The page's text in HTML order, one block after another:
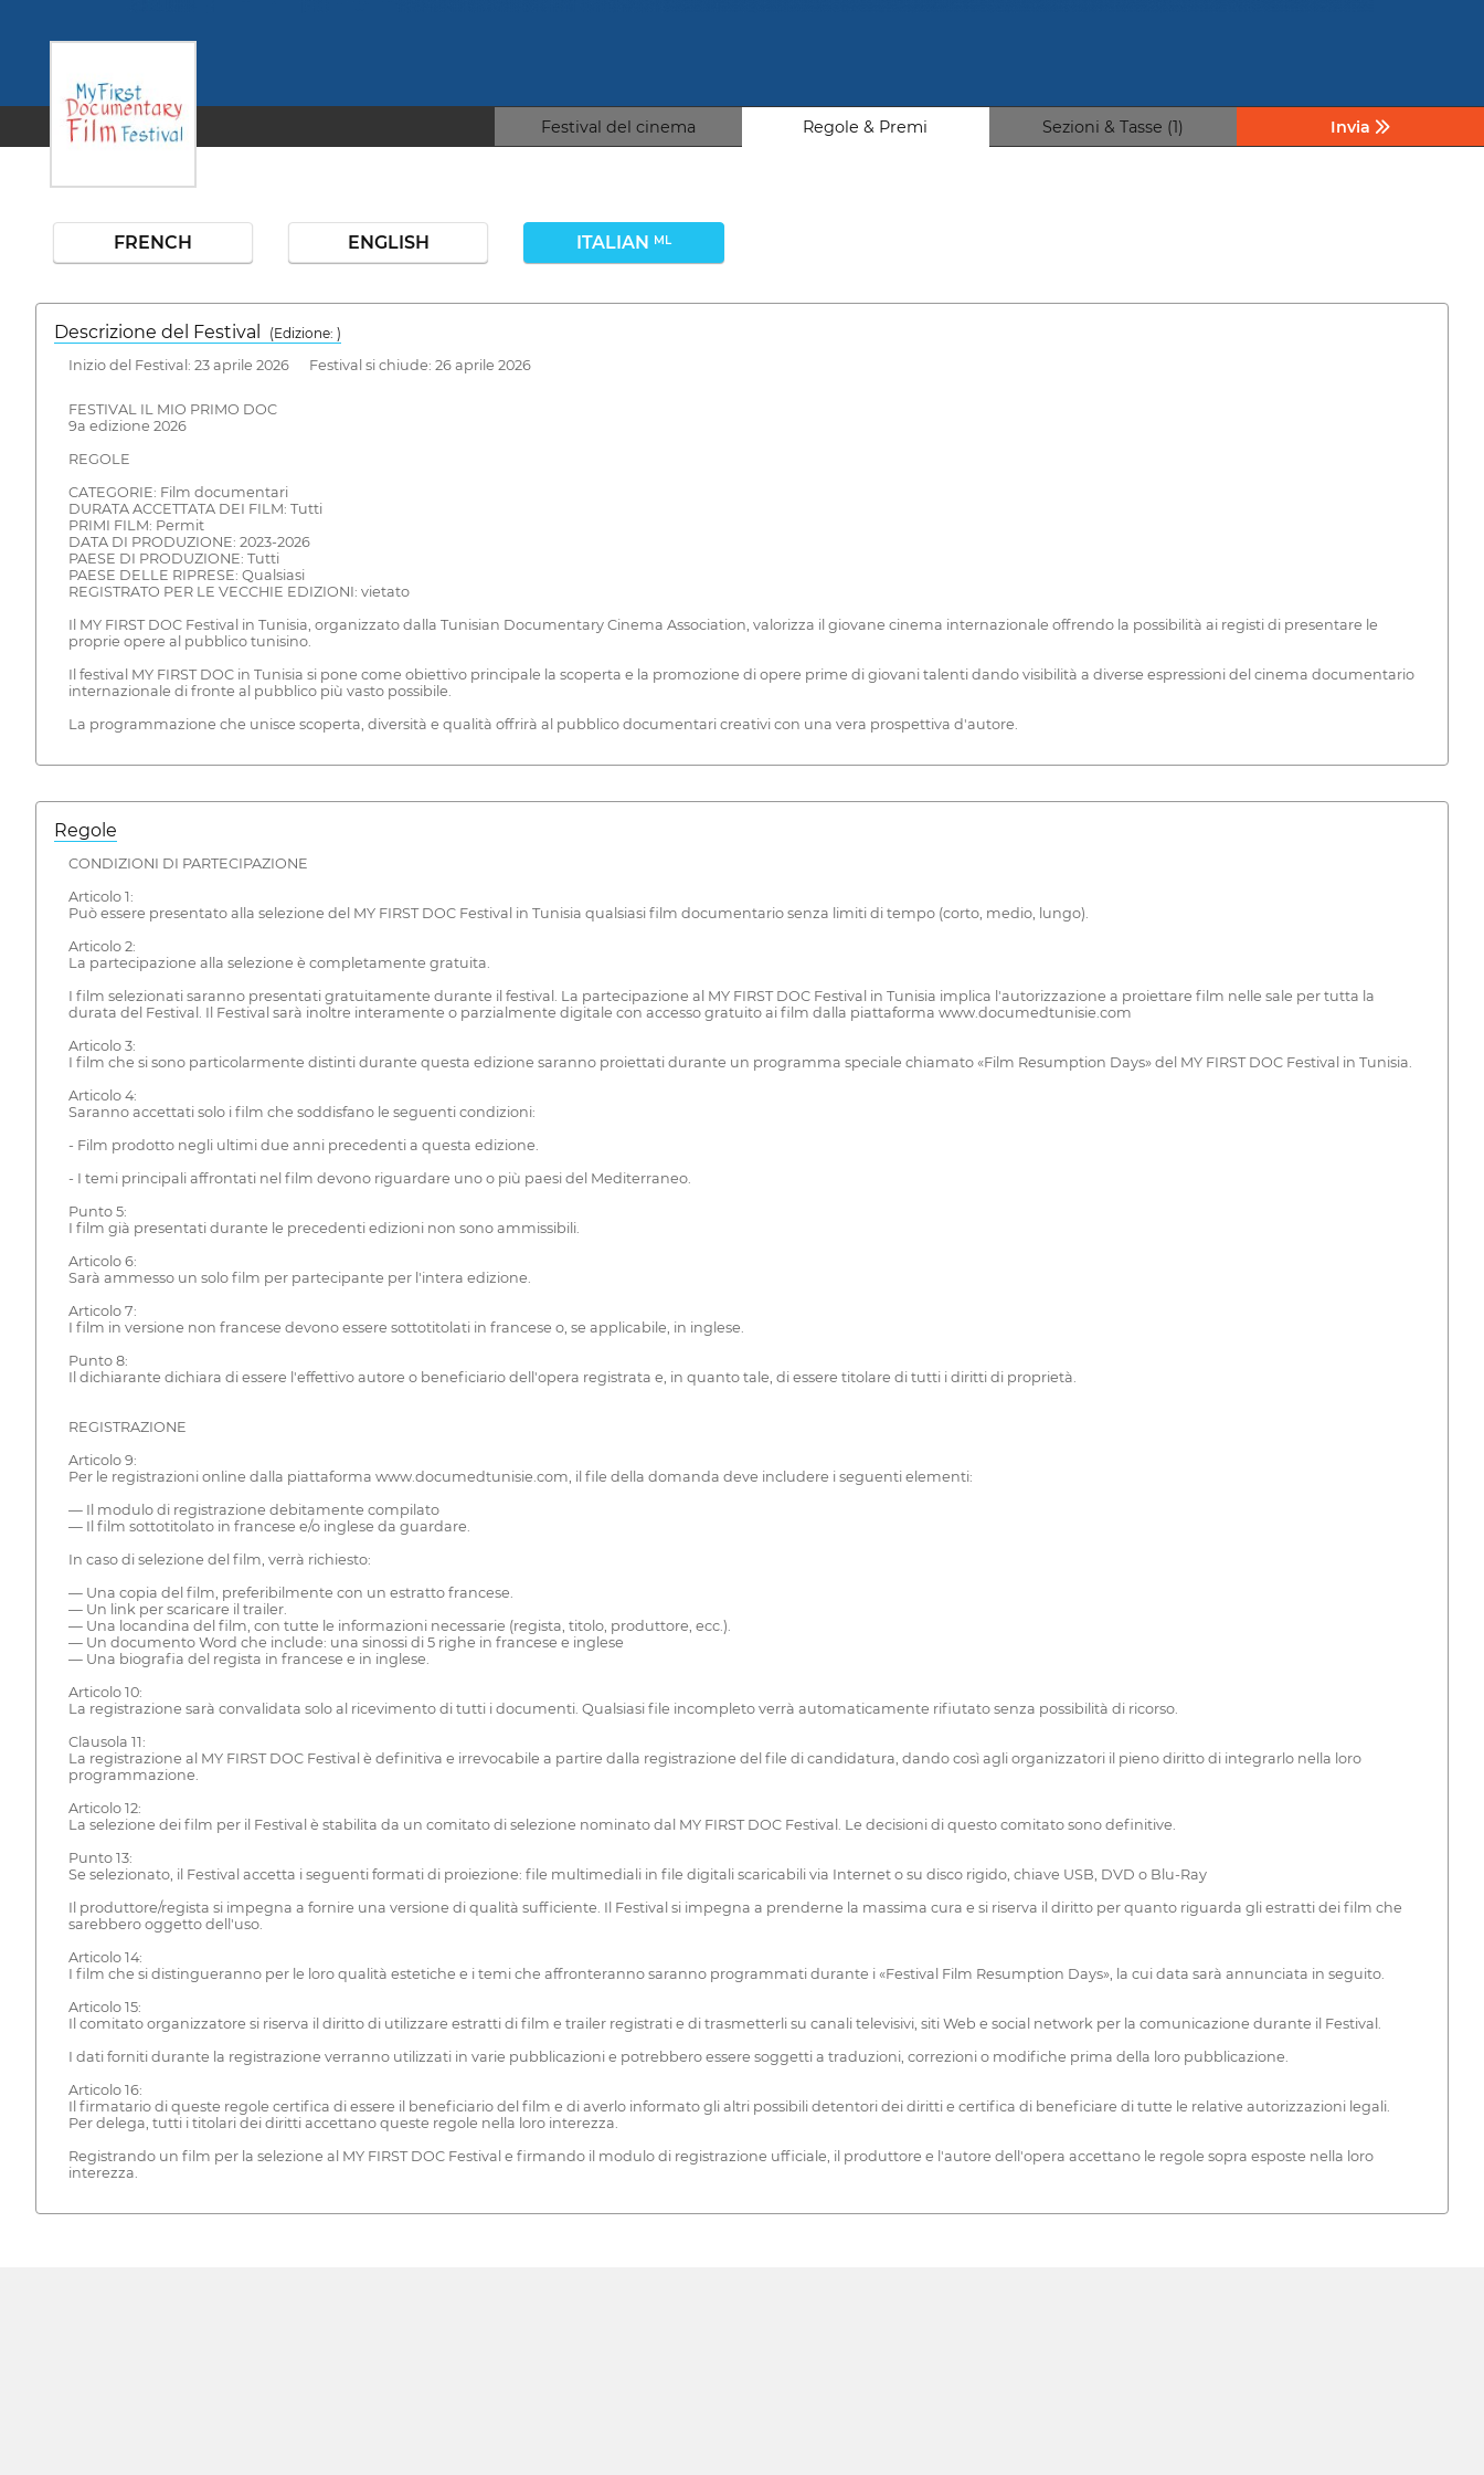
Festival del cinema Regole & Premi Sezioni & Tasse (1) Invia
FRENCH ENGLISH ITALIAN ML
Descrizione del Festival
( Edizione: )
Inizio del Festival: 23 aprile 2026 Festival si chiude: 26 aprile 2026
FESTIVAL IL MIO PRIMO DOC
9a edizione 2026
REGOLE
CATEGORIE: Film documentari
DURATA ACCETTATA DEI FILM: Tutti
PRIMI FILM: Permit
DATA DI PRODUZIONE: 2023-2026
PAESE DI PRODUZIONE: Tutti
PAESE DELLE RIPRESE: Qualsiasi
REGISTRATO PER LE VECCHIE EDIZIONI: vietato
Il MY FIRST DOC Festival in Tunisia, organizzato dalla Tunisian Documentary Cinema Association, valorizza il giovane cinema internazionale offrendo la possibilità ai registi di presentare le
proprie opere al pubblico tunisino.
Il festival MY FIRST DOC in Tunisia si pone come obiettivo principale la scoperta e la promozione di opere prime di giovani talenti dando visibilità a diverse espressioni del cinema documentario
internazionale di fronte al pubblico più vasto possibile.
La programmazione che unisce scoperta, diversità e qualità offrirà al pubblico documentari creativi con una vera prospettiva d'autore.
Regole
CONDIZIONI DI PARTECIPAZIONE
Articolo 1:
Può essere presentato alla selezione del MY FIRST DOC Festival in Tunisia qualsiasi film documentario senza limiti di tempo (corto, medio, lungo).
Articolo 2:
La partecipazione alla selezione è completamente gratuita.
I film selezionati saranno presentati gratuitamente durante il festival. La partecipazione al MY FIRST DOC Festival in Tunisia implica l'autorizzazione a proiettare film nelle sale per tutta la
durata del Festival. Il Festival sarà inoltre interamente o parzialmente digitale con accesso gratuito ai film dalla piattaforma www.documedtunisie.com
Articolo 3:
I film che si sono particolarmente distinti durante questa edizione saranno proiettati durante un programma speciale chiamato «Film Resumption Days» del MY FIRST DOC Festival in Tunisia.
Articolo 4:
Saranno accettati solo i film che soddisfano le seguenti condizioni:
- Film prodotto negli ultimi due anni precedenti a questa edizione.
- I temi principali affrontati nel film devono riguardare uno o più paesi del Mediterraneo.
Punto 5:
I film già presentati durante le precedenti edizioni non sono ammissibili.
Articolo 6:
Sarà ammesso un solo film per partecipante per l'intera edizione.
Articolo 7:
I film in versione non francese devono essere sottotitolati in francese o, se applicabile, in inglese.
Punto 8:
Il dichiarante dichiara di essere l'effettivo autore o beneficiario dell'opera registrata e, in quanto tale, di essere titolare di tutti i diritti di proprietà.
REGISTRAZIONE
Articolo 9:
Per le registrazioni online dalla piattaforma www.documedtunisie.com, il file della domanda deve includere i seguenti elementi:
— Il modulo di registrazione debitamente compilato
— Il film sottotitolato in francese e/o inglese da guardare.
In caso di selezione del film, verrà richiesto:
— Una copia del film, preferibilmente con un estratto francese.
— Un link per scaricare il trailer.
— Una locandina del film, con tutte le informazioni necessarie (regista, titolo, produttore, ecc.).
— Un documento Word che include: una sinossi di 5 righe in francese e inglese
— Una biografia del regista in francese e in inglese.
Articolo 10:
La registrazione sarà convalidata solo al ricevimento di tutti i documenti. Qualsiasi file incompleto verrà automaticamente rifiutato senza possibilità di ricorso.
Clausola 11:
La registrazione al MY FIRST DOC Festival è definitiva e irrevocabile a partire dalla registrazione del file di candidatura, dando così agli organizzatori il pieno diritto di integrarlo nella loro
programmazione.
Articolo 12:
La selezione dei film per il Festival è stabilita da un comitato di selezione nominato dal MY FIRST DOC Festival. Le decisioni di questo comitato sono definitive.
Punto 13:
Se selezionato, il Festival accetta i seguenti formati di proiezione: file multimediali in file digitali scaricabili via Internet o su disco rigido, chiave USB, DVD o Blu-Ray
Il produttore/regista si impegna a fornire una versione di qualità sufficiente. Il Festival si impegna a prenderne la massima cura e si riserva il diritto per quanto riguarda gli estratti dei film che
sarebbero oggetto dell'uso.
Articolo 14:
I film che si distingueranno per le loro qualità estetiche e i temi che affronteranno saranno programmati durante i «Festival Film Resumption Days», la cui data sarà annunciata in seguito.
Articolo 15:
Il comitato organizzatore si riserva il diritto di utilizzare estratti di film e trailer registrati e di trasmetterli su canali televisivi, siti Web e social network per la comunicazione durante il Festival.
I dati forniti durante la registrazione verranno utilizzati in varie pubblicazioni e potrebbero essere soggetti a traduzioni, correzioni o modifiche prima della loro pubblicazione.
Articolo 16:
Il firmatario di queste regole certifica di essere il beneficiario del film e di averlo informato gli altri possibili detentori dei diritti e certifica di beneficiare di tutte le relative autorizzazioni legali.
Per delega, tutti i titolari dei diritti accettano queste regole nella loro interezza.
Registrando un film per la selezione al MY FIRST DOC Festival e firmando il modulo di registrazione ufficiale, il produttore e l'autore dell'opera accettano le regole sopra esposte nella loro
interezza.